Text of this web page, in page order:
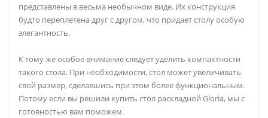
представлены в весьма необычном виде. Их конструкция
будто переплетена друг с другом, что придает столу особую
элегантность.
К тому же особое внимание следует уделить компактности
такого стола. При необходимости, стол может увеличивать
свой размер, сделавшись при этом более функциональным.
Потому если вы решили купить стол раскладной Gloria, мы с
готовностью вам поможем.